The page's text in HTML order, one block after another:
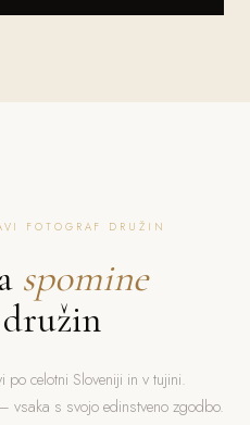
FOTOGRAF DRUŽIN
spomine
celotni Sloveniji in v tujini.
vsaka s svojo edinstveno zgodbo.